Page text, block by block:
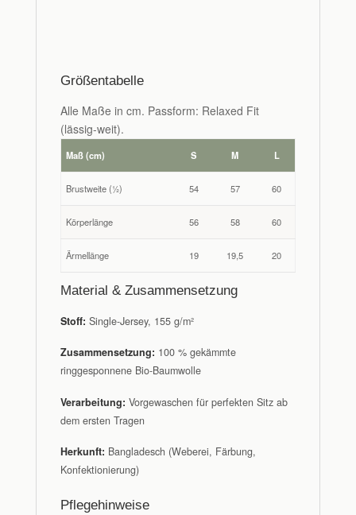
Größentabelle
Alle Maße in cm. Passform: Relaxed Fit
(lässig-weit).
Maß (cm) S M L
Brustweite (½) 54 57 60
Körperlänge 56 58 60
Ärmellänge 19 19,5 20
Material & Zusammensetzung
Stoff: Single-Jersey, 155 g/m²
Zusammensetzung: 100 % gekämmte
ringgesponnene Bio-Baumwolle
Verarbeitung: Vorgewaschen für perfekten Sitz ab
dem ersten Tragen
Herkunft: Bangladesch (Weberei, Färbung,
Konfektionierung)
Pflegehinweise